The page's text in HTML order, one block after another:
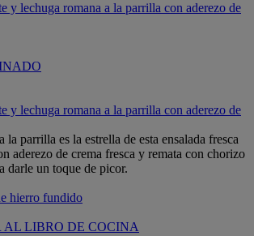
y lechuga romana a la parrilla con aderezo de
y lechuga romana a la parrilla con aderezo de
la parrilla es la estrella de esta ensalada fresca
aderezo de crema fresca y remata con chorizo
darle un toque de picor.
hierro fundido
AL LIBRO DE COCINA